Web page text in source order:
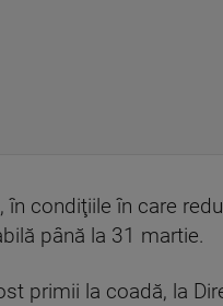
condiţiile în care
până la 31 martie.
primii la coadă, la